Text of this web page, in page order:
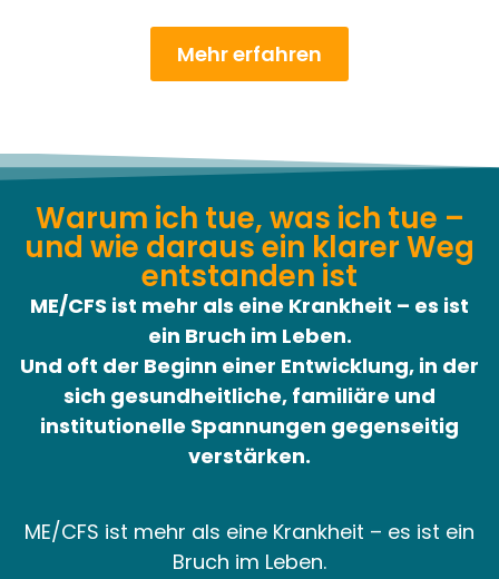
Mehr erfahren
Warum ich tue, was ich tue –
und wie daraus ein klarer Weg
entstanden ist
ME/CFS ist mehr als eine Krankheit – es ist
ein Bruch im Leben.
Und oft der Beginn einer Entwicklung, in der
sich gesundheitliche, familiäre und
institutionelle Spannungen gegenseitig
verstärken.
ME/CFS ist mehr als eine Krankheit – es ist ein
Bruch im Leben.